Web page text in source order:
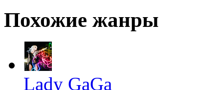
Похожие жанры
Lady GaGa